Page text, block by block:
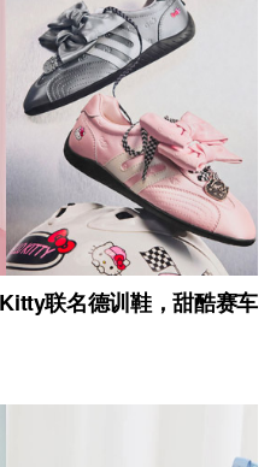
联名德训鞋，甜酷赛车